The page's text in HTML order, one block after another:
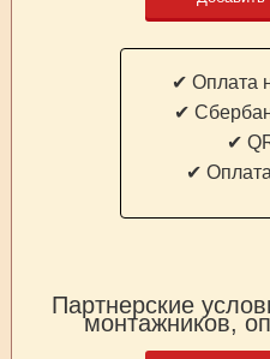
✔ Оплата
✔
✔
✔
Партнерские
монтажников,